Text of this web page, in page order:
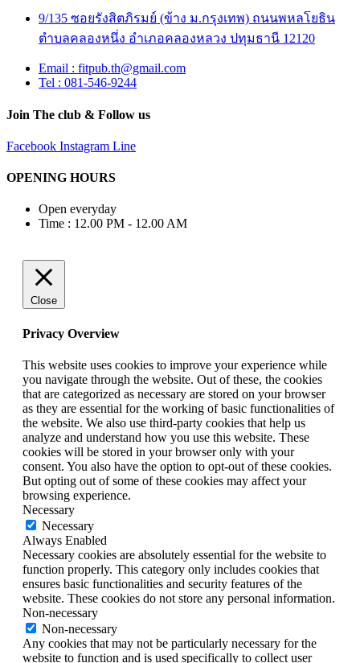
9/135 ซอยรังสิตภิรมย์ (ข้าง ม.กรุงเทพ) ถนนพหลโยธิน
ตำบลคลองหนึ่ง อำเภอคลองหลวง ปทุมธานี 12120
Email : fitpub.th@gmail.com
Tel : 081-546-9244
Join The club & Follow us
Facebook Instagram Line
OPENING HOURS
Open everyday
Time : 12.00 PM - 12.00 AM
Close
Privacy Overview
This website uses cookies to improve your experience while
you navigate through the website. Out of these, the cookies
that are categorized as necessary are stored on your browser
as they are essential for the working of basic functionalities of
the website. We also use third-party cookies that help us
analyze and understand how you use this website. These
cookies will be stored in your browser only with your
consent. You also have the option to opt-out of these cookies.
But opting out of some of these cookies may affect your
browsing experience.
Necessary
Necessary
Always Enabled
Necessary cookies are absolutely essential for the website to
function properly. This category only includes cookies that
ensures basic functionalities and security features of the
website. These cookies do not store any personal information.
Non-necessary
Non-necessary
Any cookies that may not be particularly necessary for the
website to function and is used specifically to collect user